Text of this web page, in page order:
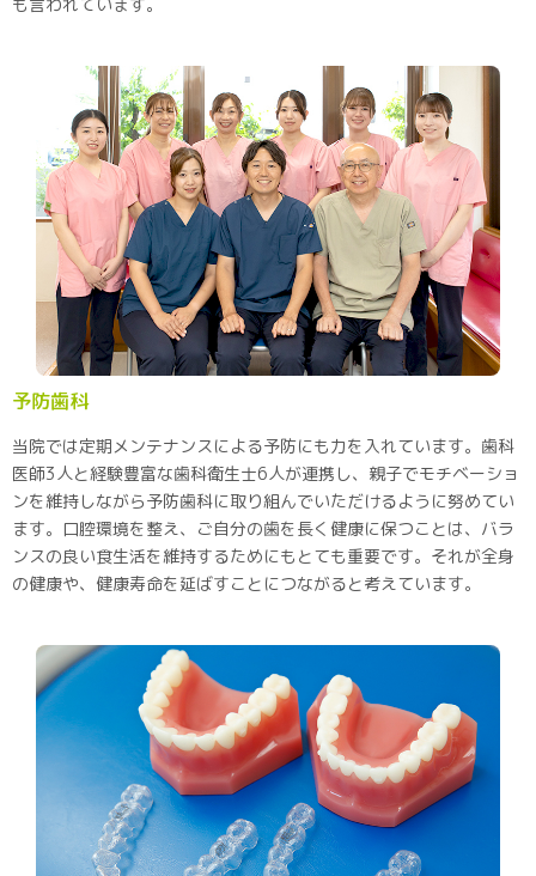
予防歯科
当院では定期メンテナンスによる予防にも力を入れています。歯科
医師3人と経験豊富な歯科衛生士6人が連携し、親子でモチベーショ
ンを維持しながら予防歯科に取り組んでいただけるように努めてい
ます。口腔環境を整え、ご自分の歯を長く健康に保つことは、バラ
ンスの良い食生活を維持するためにもとても重要です。それが全身
の健康や、健康寿命を延ばすことにつながると考えています。